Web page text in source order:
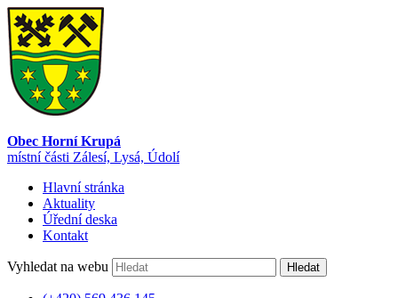
Obec Horní Krupá
místní části Zálesí, Lysá, Údolí
Hlavní stránka
Aktuality
Úřední deska
Kontakt
Vyhledat na webu Hledat